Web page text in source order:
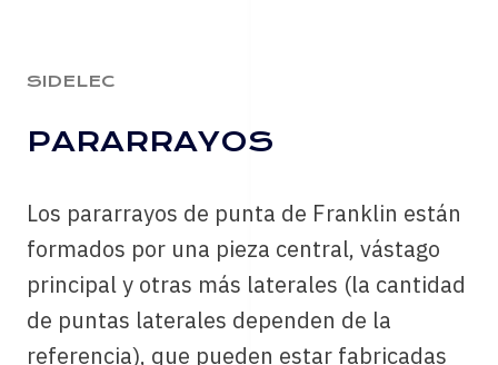
SIDELEC
PARARRAYOS
Los pararrayos de punta de Franklin están
formados por una pieza central, vástago
principal y otras más laterales (la cantidad
de puntas laterales dependen de la
referencia), que pueden estar fabricadas